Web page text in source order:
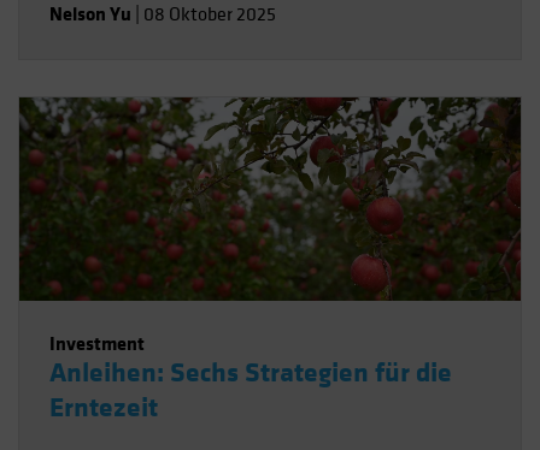
Nelson Yu 08 Oktober 2025
Investment
Anleihen: Sechs Strategien für die
Erntezeit